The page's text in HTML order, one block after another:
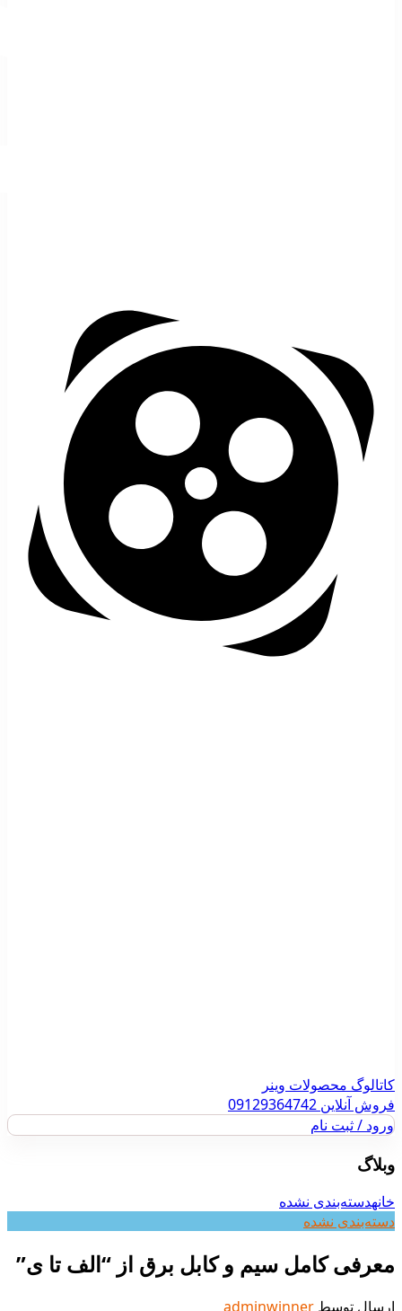
کاتالوگ محصولات وینر
فروش آنلاین 09129364742
ورود / ثبت نام
وبلاگ
خانهدسته‌بندی نشده
دسته‌بندی نشده
معرفی کامل سیم و کابل برق از “الف تا ی”
ارسال توسط adminwinner